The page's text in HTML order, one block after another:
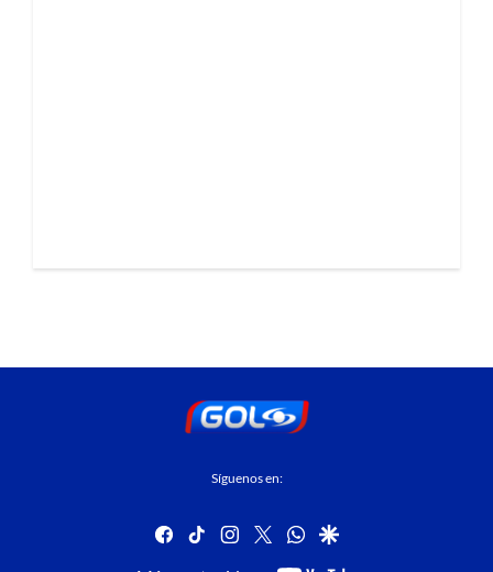
Síguenos en:
facebook
tiktok instagram
twitterwhatsapp
google